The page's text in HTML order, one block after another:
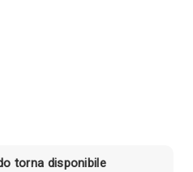
torna disponibile